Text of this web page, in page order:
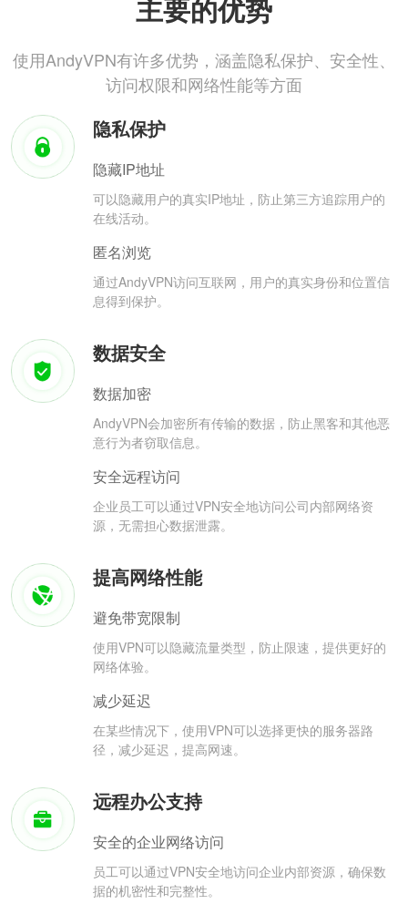
主要的优势
使用AndyVPN有许多优势，涵盖隐私保护、安全性、
访问权限和网络性能等方面
隐私保护
隐藏IP地址
可以隐藏用户的真实IP地址，防止第三方追踪用户的
在线活动。
匿名浏览
通过AndyVPN访问互联网，用户的真实身份和位置信
息得到保护。
数据安全
数据加密
AndyVPN会加密所有传输的数据，防止黑客和其他恶
意行为者窃取信息。
安全远程访问
企业员工可以通过VPN安全地访问公司内部网络资
源，无需担心数据泄露。
提高网络性能
避免带宽限制
使用VPN可以隐藏流量类型，防止限速，提供更好的
网络体验。
减少延迟
在某些情况下，使用VPN可以选择更快的服务器路
径，减少延迟，提高网速。
远程办公支持
安全的企业网络访问
员工可以通过VPN安全地访问企业内部资源，确保数
据的机密性和完整性。